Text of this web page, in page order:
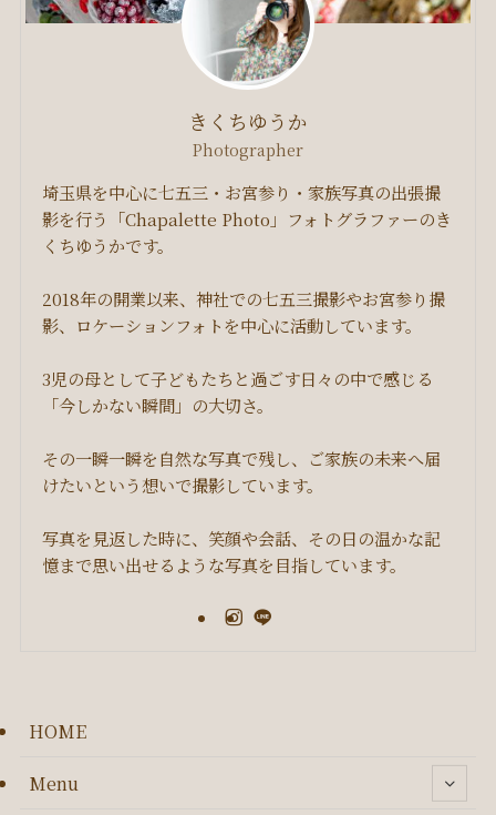
きくちゆうか
Photographer
埼玉県を中心に七五三・お宮参り・家族写真の出張撮
影を行う「Chapalette Photo」フォトグラファーのき
くちゆうかです。
2018年の開業以来、神社での七五三撮影やお宮参り撮
影、ロケーションフォトを中心に活動しています。
3児の母として子どもたちと過ごす日々の中で感じる
「今しかない瞬間」の大切さ。
その一瞬一瞬を自然な写真で残し、ご家族の未来へ届
けたいという想いで撮影しています。
写真を見返した時に、笑顔や会話、その日の温かな記
憶まで思い出せるような写真を目指しています。
HOME
Menu